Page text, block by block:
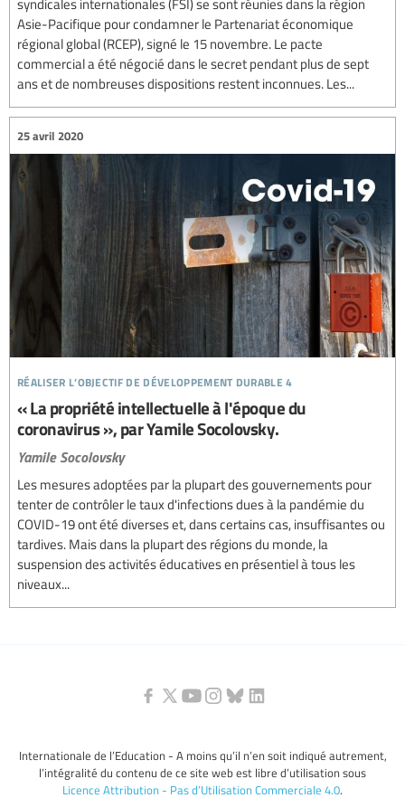
syndicales internationales (FSI) se sont réunies dans la région
Asie-Pacifique pour condamner le Partenariat économique
régional global (RCEP), signé le 15 novembre. Le pacte
commercial a été négocié dans le secret pendant plus de sept
ans et de nombreuses dispositions restent inconnues. Les...
réaliser l’objectif de développement durable 4
25 avril 2020
« La propriété intellectuelle à l'époque du
coronavirus », par Yamile Socolovsky.
Yamile Socolovsky
Les mesures adoptées par la plupart des gouvernements pour
tenter de contrôler le taux d'infections dues à la pandémie du
COVID-19 ont été diverses et, dans certains cas, insuffisantes ou
tardives. Mais dans la plupart des régions du monde, la
suspension des activités éducatives en présentiel à tous les
niveaux...
Internationale de l’Education - A moins qu’il n’en soit indiqué autrement,
l’intégralité du contenu de ce site web est libre d’utilisation sous
Licence Attribution - Pas d’Utilisation Commerciale 4.0.